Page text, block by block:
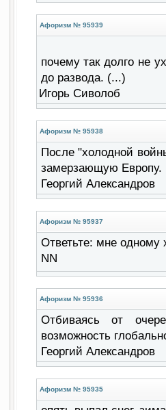
Афоризм № 95939
почему так долго не
до развода. (...)
Игорь Сиволоб
Афоризм № 95938
После "холодной
замерзающую Европу.
Георгий Александров
Афоризм № 95937
Ответьте: мне одному
NN
Афоризм № 95936
Отбиваясь от
возможность
Георгий Александров
Афоризм № 95935